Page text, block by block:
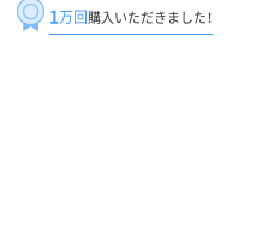
1万回購入いただきました！